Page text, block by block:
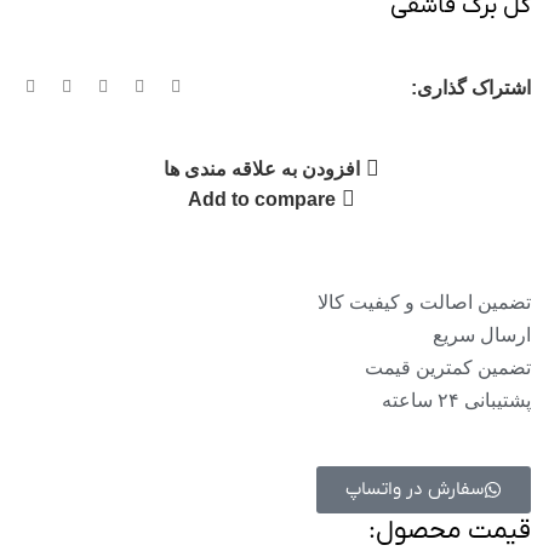
اشتراک گذاری:
افزودن به علاقه مندی ها
Add to compare
تضمین اصالت و کیفیت کالا
ارسال سریع
تضمین کمترین قیمت
پشتیبانی ۲۴ ساعته
سفارش در واتساپ
قیمت محصول:​